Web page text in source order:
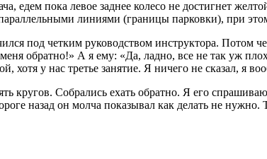
едем пока левое заднее колесо не достигнет
линиями (границы парковки), при
под четким руководством инструктора. Потом
обратно!» А я ему: «Да, ладно, все не так уж
хотя у нас третье занятие. Я ничего не сказал, я
кругов. Собрались ехать обратно. Я его
назад он молча показывал как делать не